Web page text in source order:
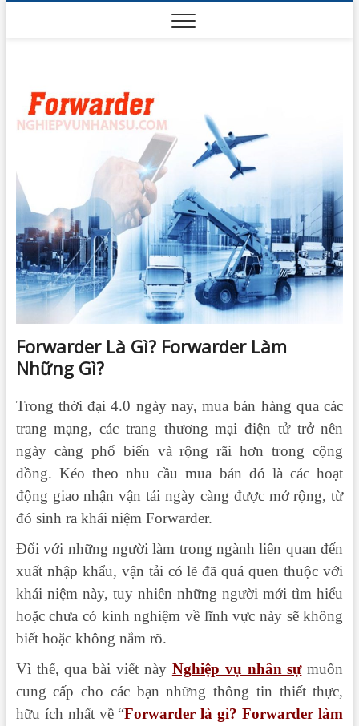
content
Forwarder Là Gì? Forwarder Làm
Những Gì?
Trong thời đại 4.0 ngày nay, mua bán hàng qua các
trang mạng, các trang thương mại điện tử trở nên
ngày càng phổ biến và rộng rãi hơn trong cộng
đồng. Kéo theo nhu cầu mua bán đó là các hoạt
động giao nhận vận tải ngày càng được mở rộng, từ
đó sinh ra khái niệm Forwarder.
Đối với những người làm trong ngành liên quan đến
xuất nhập khẩu, vận tải có lẽ đã quá quen thuộc với
khái niệm này, tuy nhiên những người mới tìm hiểu
hoặc chưa có kinh nghiệm về lĩnh vực này sẽ không
biết hoặc không nắm rõ.
Vì thế, qua bài viết này Nghiệp vụ nhân sựmuốn
cung cấp cho các bạn những thông tin thiết thực,
hữu ích nhất về “Forwarder là gì? Forwarder làm